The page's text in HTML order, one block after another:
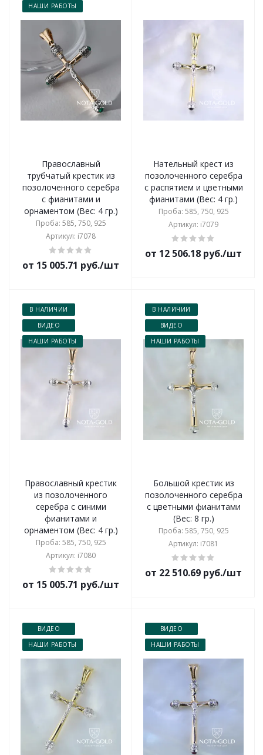
НАШИ РАБОТЫ
Православный
трубчатый крестик из
позолоченного серебра
с фианитами и
орнаментом (Вес: 4 гр.)
Проба: 585, 750, 925
Артикул: i7078
от 15 005.71 руб./шт
Нательный крест из
позолоченного серебра
с распятием и цветными
фианитами (Вес: 4 гр.)
Проба: 585, 750, 925
Артикул: i7079
от 12 506.18 руб./шт
В НАЛИЧИИ
ВИДЕО
НАШИ РАБОТЫ
Православный крестик
из позолоченного
серебра с синими
фианитами и
орнаментом (Вес: 4 гр.)
Проба: 585, 750, 925
Артикул: i7080
от 15 005.71 руб./шт
В НАЛИЧИИ
ВИДЕО
НАШИ РАБОТЫ
Большой крестик из
позолоченного серебра
с цветными фианитами
(Вес: 8 гр.)
Проба: 585, 750, 925
Артикул: i7081
от 22 510.69 руб./шт
ВИДЕО
НАШИ РАБОТЫ
ВИДЕО
НАШИ РАБОТЫ